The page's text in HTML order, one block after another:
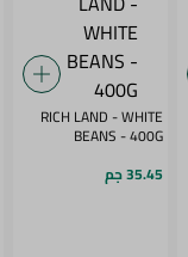
RICH LAND - WHITE
BEANS - 400G
35.45 جم